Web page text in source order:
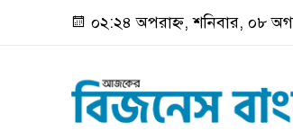
০২:২৪ অপরাহ্ন, শনিবার, ০৮